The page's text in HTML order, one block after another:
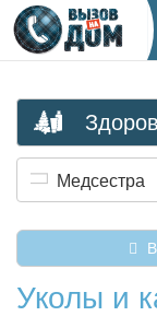
Медсестра
Уколы и